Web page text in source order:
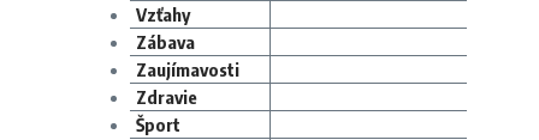
Vzťahy
Zábava
Zaujímavosti
Zdravie
Šport